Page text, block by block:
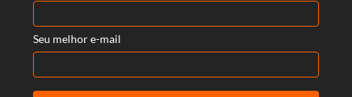
Seu melhor e-mail